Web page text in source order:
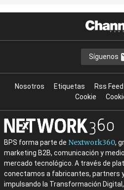
Síguenos
Nosotros Etiquetas Rss Feed
Cookie
BPS forma parte de Nextwork360,
marketing B2B, comunicación y
mercado tecnológico. A través de
conectamos a fabricantes, partners
impulsando la Transformación Digital,